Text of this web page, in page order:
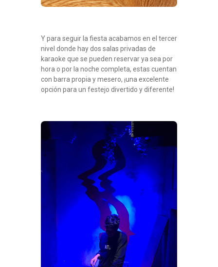
Y para seguir la fiesta acabamos en el tercer
nivel donde hay dos salas privadas de
karaoke que se pueden reservar ya sea por
hora o por la noche completa, estas cuentan
con barra propia y mesero, ¡una excelente
opción para un festejo divertido y diferente!